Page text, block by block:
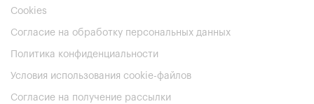
Cookies
Согласие на обработку персональных данных
Политика конфиденциальности
Условия использования cookie-файлов
Согласие на получение рассылки